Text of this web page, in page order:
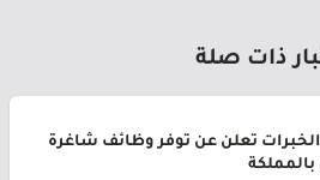
ذات صلة
تعلن عن توفر وظائف شاغرة